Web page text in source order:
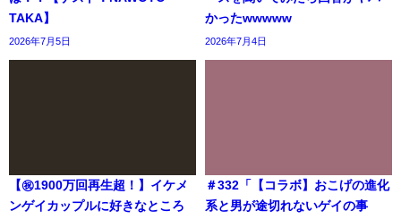
TAKA】
2026年7月5日
かったwwwww
2026年7月4日
【㊗️1900万回再生超！】イケメ
ンゲイカップルに好きなところ
＃332「【コラボ】おこげの進化
系と男が途切れないゲイの事